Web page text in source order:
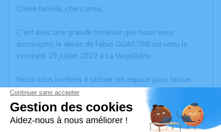
Chère famille, chers amis,
C’est avec une grande tristesse que nous vous
annonçons le décès de Fabio GUASTINI survenu le
vendredi 29 juillet 2022 à La Verpillière.
Nous vous invitons à utiliser cet espace pour laisser
vos condoléances, partager des photos souvenirs, une
anecdote ou exprimer vos pensées à travers des
poèmes ou des textes. Cet endroit est un lieu
d'expression dédié à honorer la mémoire de Fabio